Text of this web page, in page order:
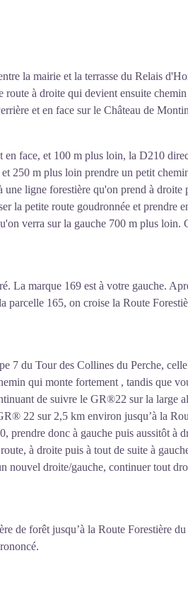
la mairie et la terrasse du Relais
à droite qui devient ensuite chemin
et en face sur le Château de
face, et 100 m plus loin, la D210
250 m plus loin prendre un petit
ligne forestière qu'on prend à droite
la petite route goudronnée et prendre
verra sur la gauche 700 m plus loin.
La marque 169 est à votre gauche.
parcelle 165, on croise la Route
7 du Tour des Collines du Perche,
qui monte fortement , tandis que
de suivre le GR®22 sur la large
22 sur 2,5 km environ jusqu’à la
prendre donc à gauche puis aussitôt à
à droite puis à tout de suite à
nouvel droite/gauche, continuer tout
de forêt jusqu’à la Route Forestière